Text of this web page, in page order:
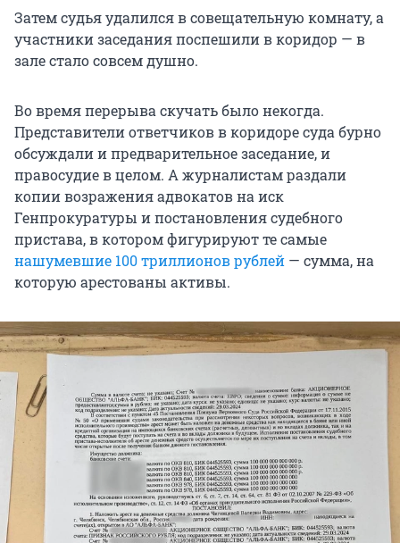
Затем судья удалился в совещательную комнату, а
участники заседания поспешили в коридор — в
зале стало совсем душно.
Во время перерыва скучать было некогда.
Представители ответчиков в коридоре суда бурно
обсуждали и предварительное заседание, и
правосудие в целом. А журналистам раздали
копии возражения адвокатов на иск
Генпрокуратуры и постановления судебного
пристава, в котором фигурируют те самые
нашумевшие 100 триллионов рублей — сумма, на
которую арестованы активы.